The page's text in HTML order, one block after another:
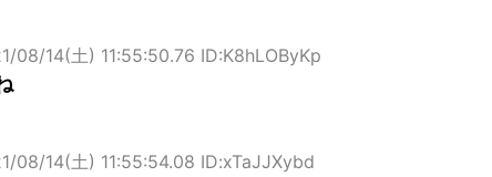
08/14(土) 11:55:50.76 ID:K8hLOByKp
08/14(土) 11:55:54.08 ID:xTaJJXybd